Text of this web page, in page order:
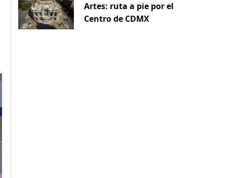
Artes: ruta a pie por el
Centro de CDMX